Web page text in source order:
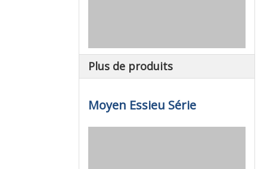
Plus de produits
Moyen Essieu Série